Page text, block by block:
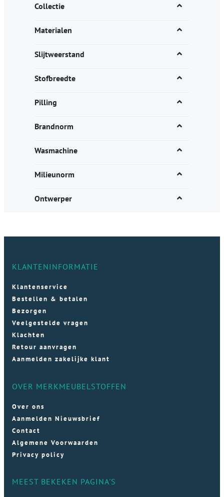
Collectie
Materialen
Slijtweerstand
Stofbreedte
Pilling
Brandnorm
Wasmachine
Milieunorm
Ontwerper
KLANTENINFORMATIE
Klantenservice
Bestellen & betalen
Bezorgen
Veelgestelde vragen
Klachten
Retour aanvragen
Aanmelden zakelijke klant
OVER MERKMEUBELSTOFFEN
Over ons
Aanmelden Nieuwsbrief
Contact
Algemene Voorwaarden
Privacy policy
MEEST BEKEKEN PAGINA'S